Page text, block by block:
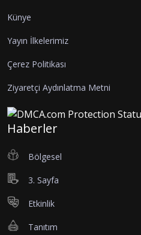
Künye
Yayın İlkelerimiz
Çerez Politikası
Ziyaretçi Aydınlatma Metni
Haberler
Bölgesel
3. Sayfa
Etkinlik
Tanıtım